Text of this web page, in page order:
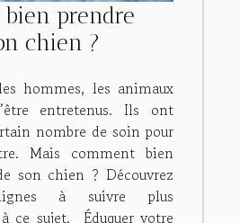
bien prendre
chien ?
hommes, les animaux
entretenus. Ils ont
nombre de soin pour
Mais comment bien
son chien ? Découvrez
à suivre plus
ce sujet. Éduquer votre